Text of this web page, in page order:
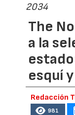
2034
The
a la
esquí
Redacción
981